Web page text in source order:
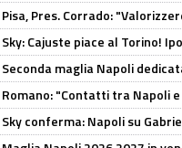
Pisa, Pres. Corrado:
Sky: Cajuste piace al Torino!
Seconda maglia Napoli
Romano: "Contatti tra Napoli
Sky conferma: Napoli su